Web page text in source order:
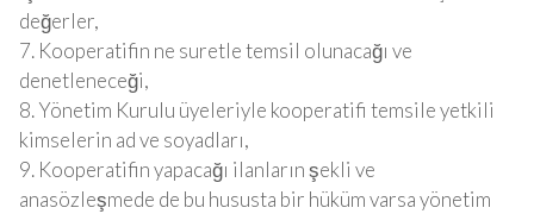
değerler,
7. Kooperatifin ne suretle temsil olunacağı ve
denetleneceği,
8. Yönetim Kurulu üyeleriyle kooperatifi temsile yetkili
kimselerin ad ve soyadları,
9. Kooperatifin yapacağı ilanların şekli ve
anasözleşmede de bu hususta bir hüküm varsa yönetim